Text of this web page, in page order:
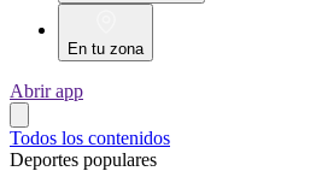
En tu zona
Abrir app
Todos los contenidos
Deportes populares